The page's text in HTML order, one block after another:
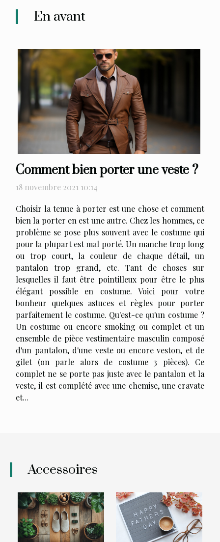
En avant
Comment bien porter une veste ?
18 novembre 2021 10:14
Choisir la tenue à porter est une chose et comment
bien la porter en est une autre. Chez les hommes, ce
problème se pose plus souvent avec le costume qui
pour la plupart est mal porté. Un manche trop long
ou trop court, la couleur de chaque détail, un
pantalon trop grand, etc. Tant de choses sur
lesquelles il faut être pointilleux pour être le plus
élégant possible en costume. Voici pour votre
bonheur quelques astuces et règles pour porter
parfaitement le costume. Qu'est-ce qu'un costume ?
Un costume ou encore smoking ou complet et un
ensemble de pièce vestimentaire masculin composé
d'un pantalon, d'une veste ou encore veston, et de
gilet (on parle alors de costume 3 pièces). Ce
complet ne se porte pas juste avec le pantalon et la
veste, il est complété avec une chemise, une cravate
et...
Accessoires